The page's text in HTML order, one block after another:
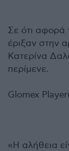
Σε ότι αφορά
έριξαν στην
Κατερίνα
περίμενε.
Glomex
«Η αλήθεια